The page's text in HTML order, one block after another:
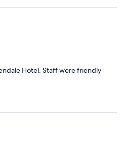
Hotel. Staff were friendly